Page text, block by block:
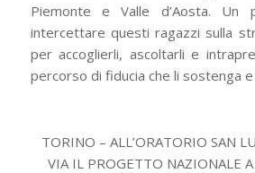
Piemonte e Valle d’Aosta.
intercettare questi ragazzi sulla
per accoglierli, ascoltarli e
percorso di fiducia che li sostenga e
TORINO – ALL’ORATORIO SAN
VIA IL PROGETTO NAZIONALE